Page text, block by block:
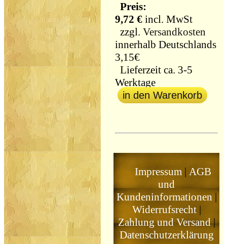
Preis:
9,72 € incl. MwSt
zzgl.Versandkosten
innerhalb Deutschlands
3,15€
Lieferzeit ca. 3-5
Werktage
in den Warenkorb
Impressum| AGB
und
Kundeninformationen |
Widerrufsrecht|
Zahlung und Versand|
Datenschutzerklärung